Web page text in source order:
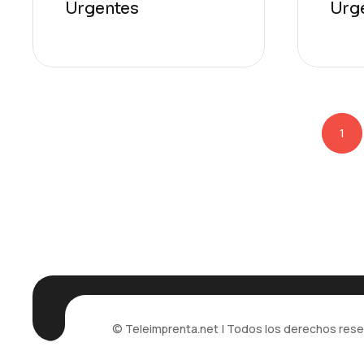
Urgentes
1
© Teleimprenta.net | Todos los derechos